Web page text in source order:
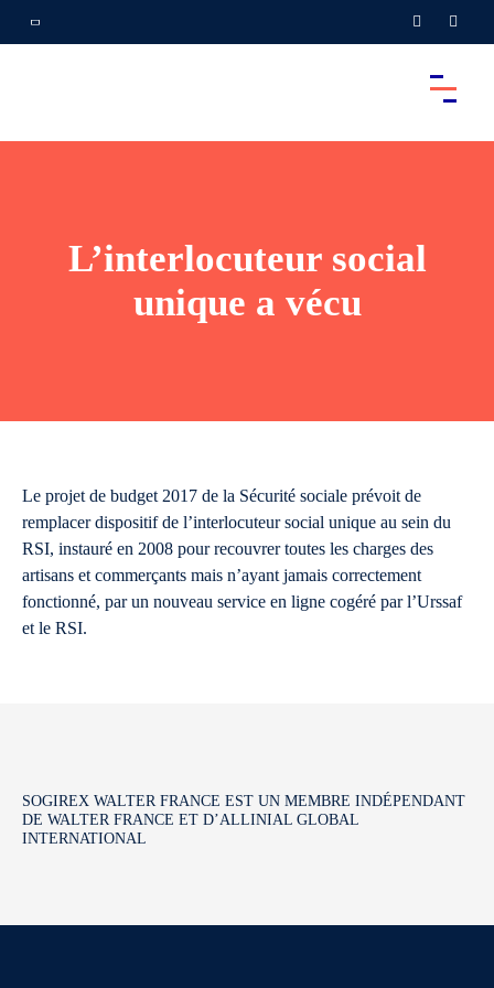
L’interlocuteur social
unique a vécu
Le projet de budget 2017 de la Sécurité sociale prévoit de
remplacer dispositif de l’interlocuteur social unique au sein du
RSI, instauré en 2008 pour recouvrer toutes les charges des
artisans et commerçants mais n’ayant jamais correctement
fonctionné, par un nouveau service en ligne cogéré par l’Urssaf
et le RSI.
SOGIREX WALTER FRANCE EST UN MEMBRE INDÉPENDANT
DE WALTER FRANCE ET D’ALLINIAL GLOBAL
INTERNATIONAL